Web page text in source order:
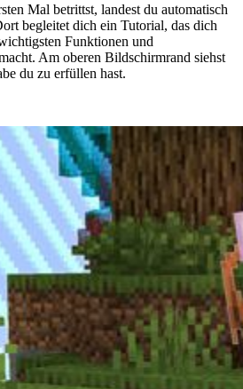
Mal betrittst, landest du automatisch
begleitet dich ein Tutorial, das dich
Funktionen und
Am oberen Bildschirmrand siehst
du zu erfüllen hast.